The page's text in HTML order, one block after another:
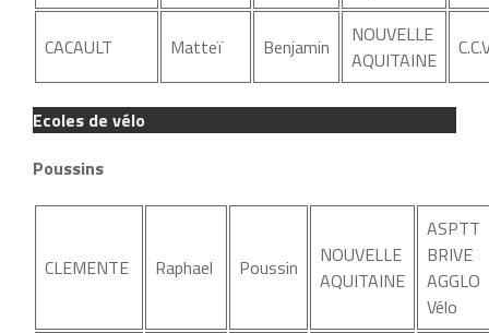
CACAULT Matteï Benjamin
NOUVELLE
AQUITAINE
Ecoles de vélo
Poussins
CLEMENTE Raphael Poussin
NOUVELLE
AQUITAINE
ASPTT
BRIVE
AGGLO
Vélo